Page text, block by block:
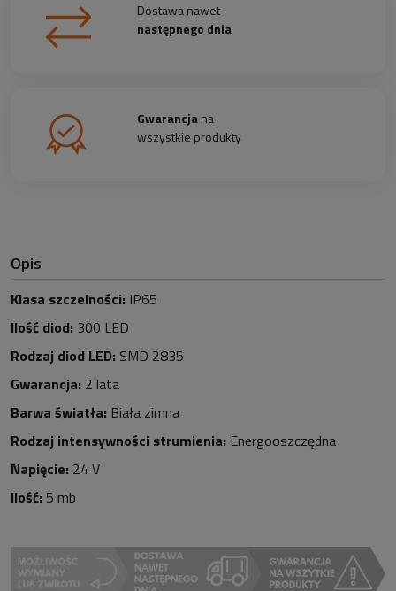
Dostawa nawet
następnego dnia
Gwarancjana
wszystkie produkty
Opis
Klasa szczelności: IP65
Ilość diod: 300 LED
Rodzaj diod LED: SMD 2835
Gwarancja: 2 lata
Barwa światła: Biała zimna
Rodzaj intensywności strumienia: Energooszczędna
Napięcie: 24 V
Ilość: 5 mb